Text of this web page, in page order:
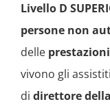
Livello D
persone non
delle
vivono gli
di direttore